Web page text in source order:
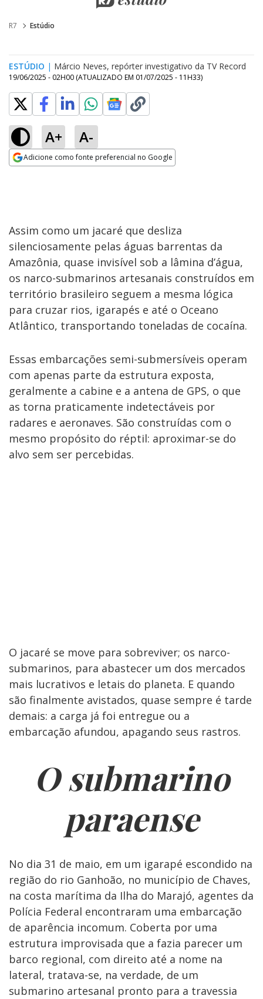
R7 Estúdio
ESTÚDIO | Márcio Neves, repórter investigativo da TV Record
19/06/2025 - 02H00 (ATUALIZADO EM 01/07/2025 - 11H33)
A+ A-
Adicione como fonte preferencial no Google
Assim como um jacaré que desliza
silenciosamente pelas águas barrentas da
Amazônia, quase invisível sob a lâmina d’água,
os narco-submarinos artesanais construídos em
território brasileiro seguem a mesma lógica
para cruzar rios, igarapés e até o Oceano
Atlântico, transportando toneladas de cocaína.
Essas embarcações semi-submersíveis operam
com apenas parte da estrutura exposta,
geralmente a cabine e a antena de GPS, o que
as torna praticamente indetectáveis por
radares e aeronaves. São construídas com o
mesmo propósito do réptil: aproximar-se do
alvo sem ser percebidas.
O jacaré se move para sobreviver; os narco-
submarinos, para abastecer um dos mercados
mais lucrativos e letais do planeta. E quando
são finalmente avistados, quase sempre é tarde
demais: a carga já foi entregue ou a
embarcação afundou, apagando seus rastros.
O submarino
paraense
No dia 31 de maio, em um igarapé escondido na
região do rio Ganhoão, no município de Chaves,
na costa marítima da Ilha do Marajó, agentes da
Polícia Federal encontraram uma embarcação
de aparência incomum. Coberta por uma
estrutura improvisada que a fazia parecer um
barco regional, com direito até a nome na
lateral, tratava-se, na verdade, de um
submarino artesanal pronto para a travessia